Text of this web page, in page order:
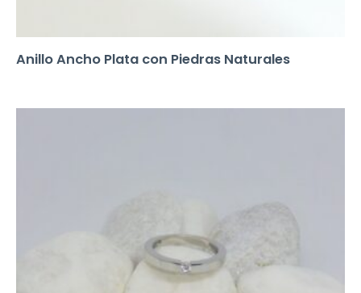
Anillo Ancho Plata con Piedras Naturales